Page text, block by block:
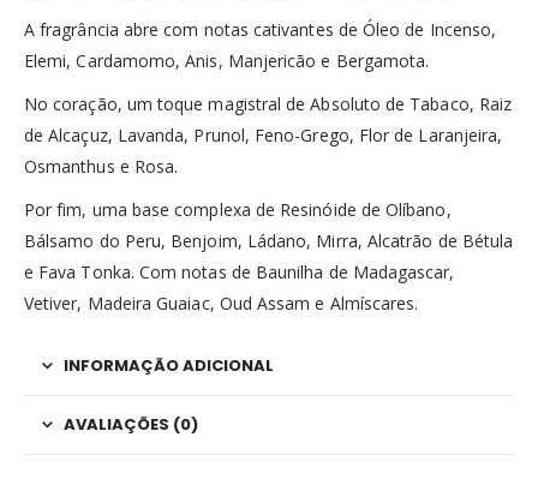
A fragrância abre com notas cativantes de Óleo de Incenso,
Elemi, Cardamomo, Anis, Manjericão e Bergamota.
No coração, um toque magistral de Absoluto de Tabaco, Raiz
de Alcaçuz, Lavanda, Prunol, Feno-Grego, Flor de Laranjeira,
Osmanthus e Rosa.
Por fim, uma base complexa de Resinóide de Olíbano,
Bálsamo do Peru, Benjoim, Ládano, Mirra, Alcatrão de Bétula
e Fava Tonka. Com notas de Baunilha de Madagascar,
Vetiver, Madeira Guaiac, Oud Assam e Almíscares.
INFORMAÇÃO ADICIONAL
AVALIAÇÕES (0)